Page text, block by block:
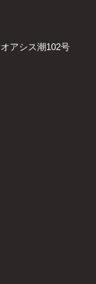
アシス潮102号